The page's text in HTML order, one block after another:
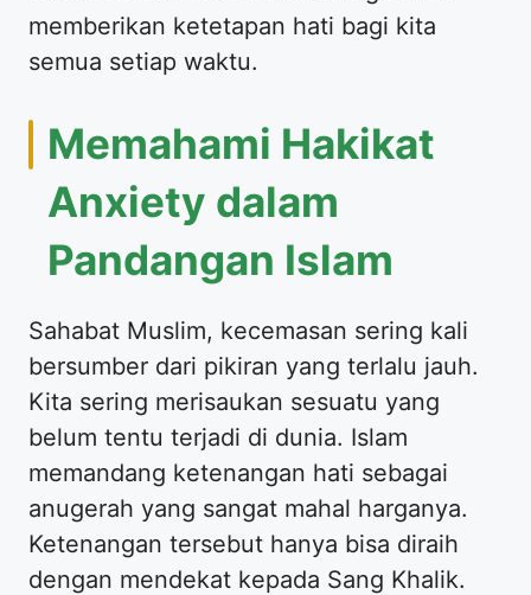
memberikan ketetapan hati bagi kita
semua setiap waktu.
Memahami Hakikat
Anxiety dalam
Pandangan Islam
Sahabat Muslim, kecemasan sering kali
bersumber dari pikiran yang terlalu jauh.
Kita sering merisaukan sesuatu yang
belum tentu terjadi di dunia. Islam
memandang ketenangan hati sebagai
anugerah yang sangat mahal harganya.
Ketenangan tersebut hanya bisa diraih
dengan mendekat kepada Sang Khalik.